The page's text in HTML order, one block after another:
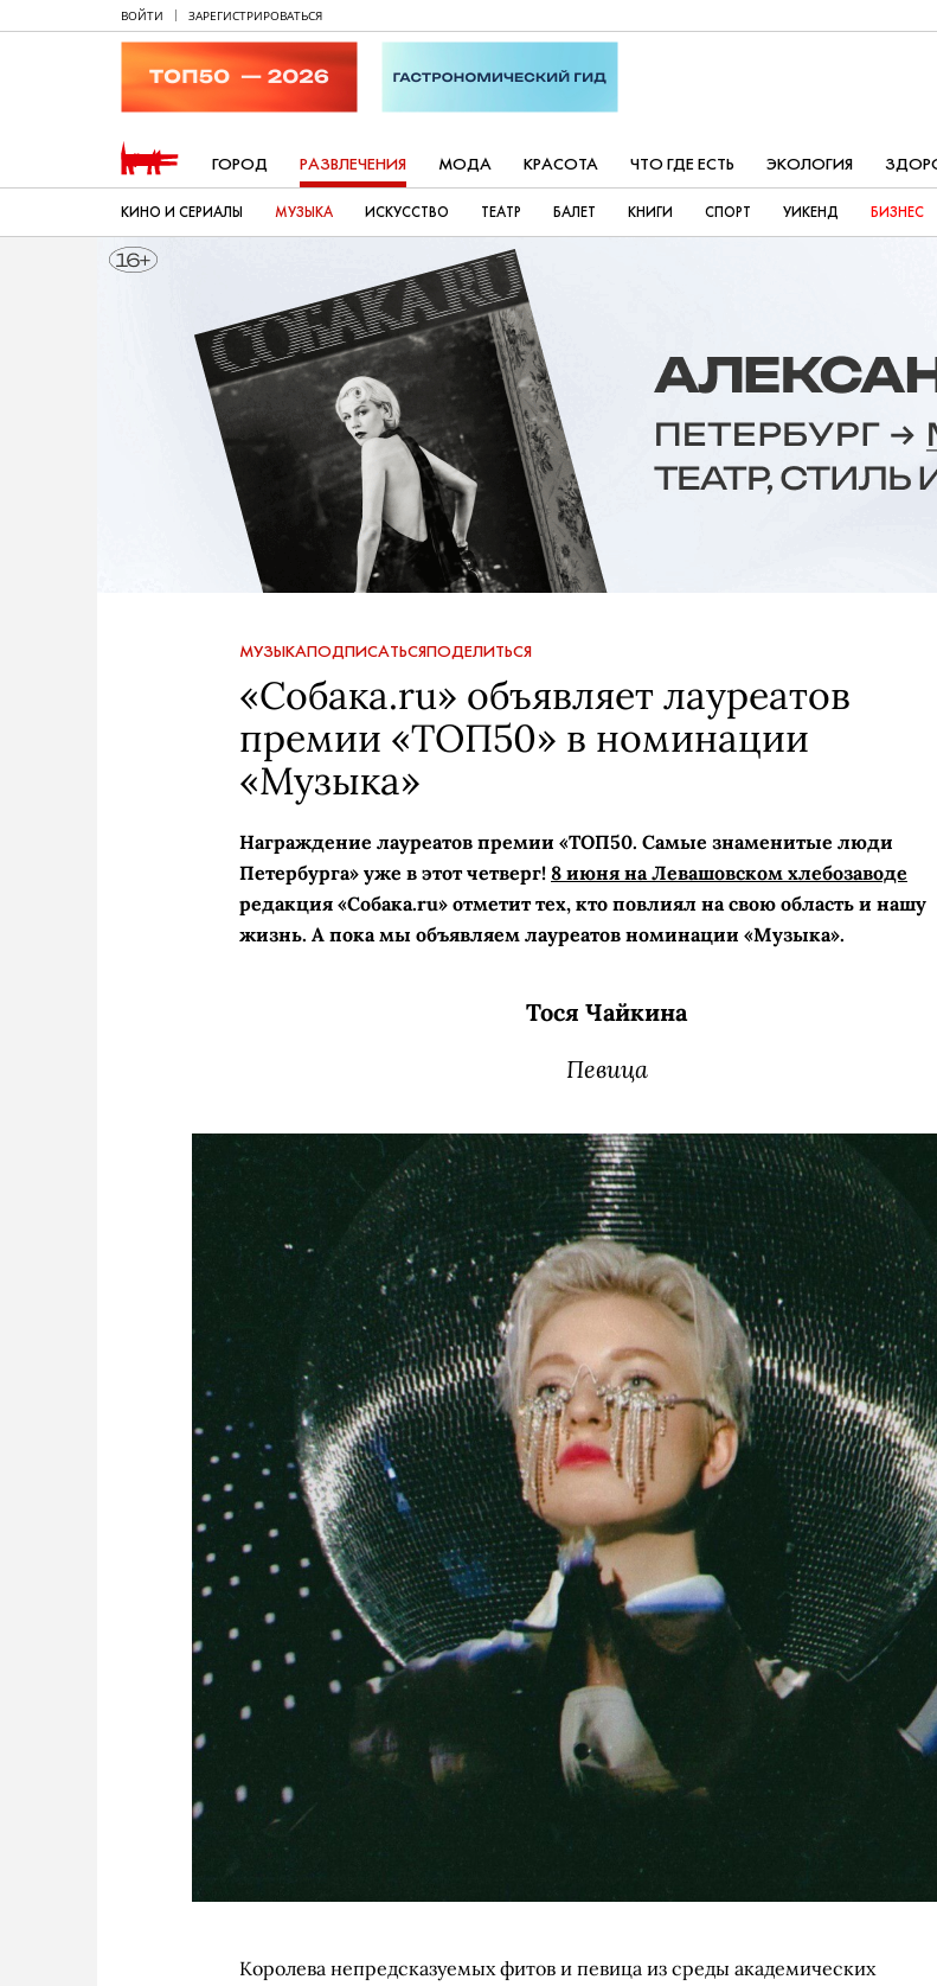
ВОЙТИ ЗАРЕГИСТРИРОВАТЬСЯ
ГОРОД РАЗВЛЕЧЕНИЯ МОДА КРАСОТА ЧТО ГДЕ ЕСТЬ ЭКОЛОГИЯ
КИНО И СЕРИАЛЫ МУЗЫКА ИСКУССТВО ТЕАТР БАЛЕТ КНИГИ СПОРТ УИКЕНД БИЗНЕС
МУЗЫКАПОДПИСАТЬСЯПОДЕЛИТЬСЯ
«Собака.ru» объявляет лауреатов
премии «ТОП50» в номинации
«Музыка»
Награждение лауреатов премии «ТОП50. Самые знаменитые люди
Петербурга» уже в этот четверг! 8 июня на Левашовском хлебозаводе
редакция «Собака.ru» отметит тех, кто повлиял на свою область и нашу
жизнь. А пока мы объявляем лауреатов номинации «Музыка».
Тося Чайкина
Певица
Королева непредсказуемых фитов и певица из среды академических